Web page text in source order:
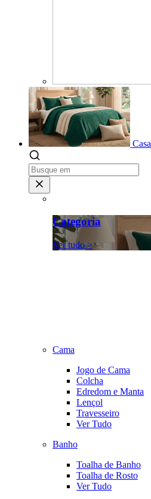
Casa
Categoria
Ver tudo >
Cama
Jogo de Cama
Colcha
Edredom e Manta
Lençol
Travesseiro
Ver Tudo
Banho
Toalha de Banho
Toalha de Rosto
Ver Tudo